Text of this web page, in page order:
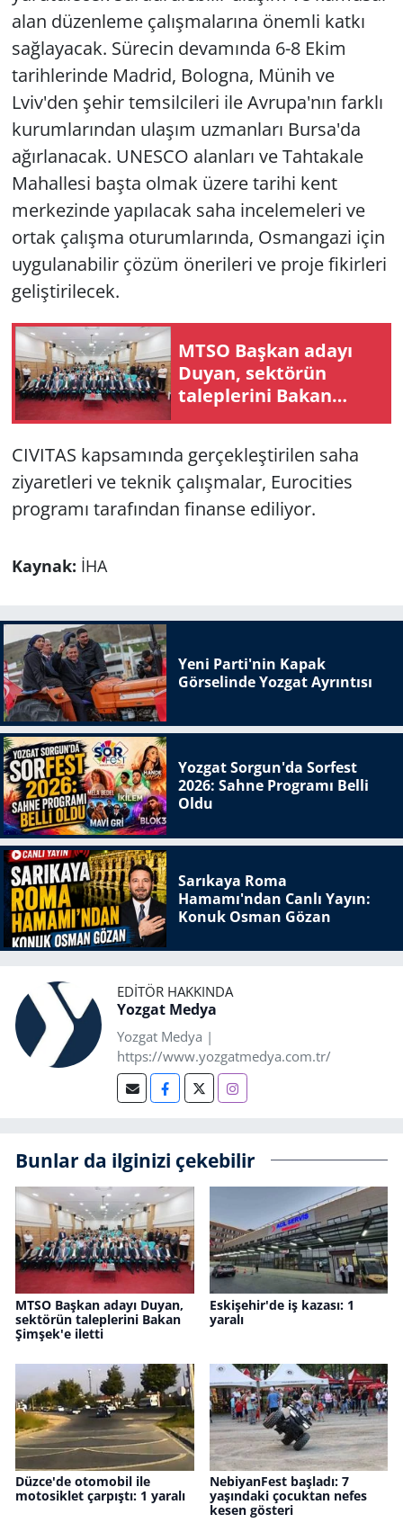
alan düzenleme çalışmalarına önemli katkı
sağlayacak. Sürecin devamında 6-8 Ekim
tarihlerinde Madrid, Bologna, Münih ve
Lviv'den şehir temsilcileri ile Avrupa'nın farklı
kurumlarından ulaşım uzmanları Bursa'da
ağırlanacak. UNESCO alanları ve Tahtakale
Mahallesi başta olmak üzere tarihi kent
merkezinde yapılacak saha incelemeleri ve
ortak çalışma oturumlarında, Osmangazi için
uygulanabilir çözüm önerileri ve proje fikirleri
geliştirilecek.
MTSO Başkan adayı
Duyan, sektörün
taleplerini Bakan
Şimşek'e iletti
CIVITAS kapsamında gerçekleştirilen saha
ziyaretleri ve teknik çalışmalar, Eurocities
programı tarafından finanse ediliyor.
Kaynak: İHA
Yeni Parti'nin Kapak
Görselinde Yozgat Ayrıntısı
Yozgat Sorgun'da Sorfest
2026: Sahne Programı Belli
Oldu
Sarıkaya Roma
Hamamı'ndan Canlı Yayın:
Konuk Osman Gözan
EDITÖR HAKKINDA
Yozgat Medya
Yozgat Medya |
https://www.yozgatmedya.com.tr/
Bunlar da ilginizi çekebilir
MTSO Başkan adayı Duyan,
sektörün taleplerini Bakan
Şimşek'e iletti
Eskişehir'de iş kazası: 1
yaralı
Düzce'de otomobil ile
motosiklet çarpıştı: 1 yaralı
NebiyanFest başladı: 7
yaşındaki çocuktan nefes
kesen gösteri